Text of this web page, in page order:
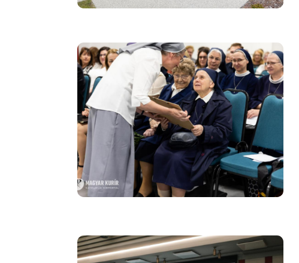
Image
Image